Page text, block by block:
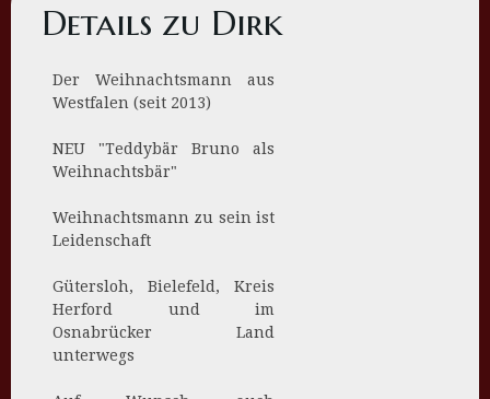
Details zu Dirk
Der Weihnachtsmann aus
Westfalen (seit 2013)
NEU "Teddybär Bruno als
Weihnachtsbär"
Weihnachtsmann zu sein ist
Leidenschaft
Gütersloh, Bielefeld, Kreis
Herford und im
Osnabrücker Land
unterwegs